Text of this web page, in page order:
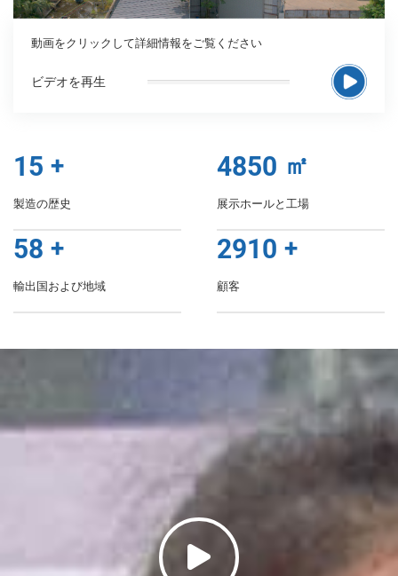
動画をクリックして詳細情報をご覧ください
ビデオを再生
15 +
製造の歴史
5000 ㎡
展示ホールと工場
60 +
輸出国および地域
3000 +
顧客